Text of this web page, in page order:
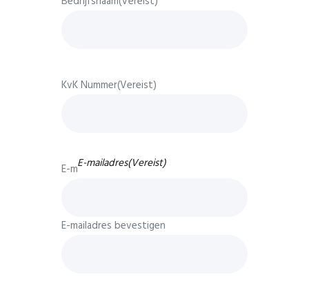
KvK Nummer(Vereist)
E-mailadres(Vereist)
E-mailadres invoeren
E-mailadres bevestigen